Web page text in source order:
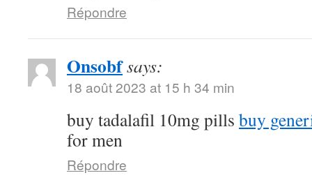
Répondre
Onsobfsays:
18 août 2023 at 15 h 34 min
buy tadalafil 10mg pills buy
for men
Répondre